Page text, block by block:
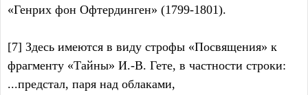
«Генрих фон Офтердинген» (1799-1801).
[7] Здесь имеются в виду строфы «Посвящения» к
фрагменту «Тайны» И.-В. Гете, в частности строки:
...предстал, паря над облаками,